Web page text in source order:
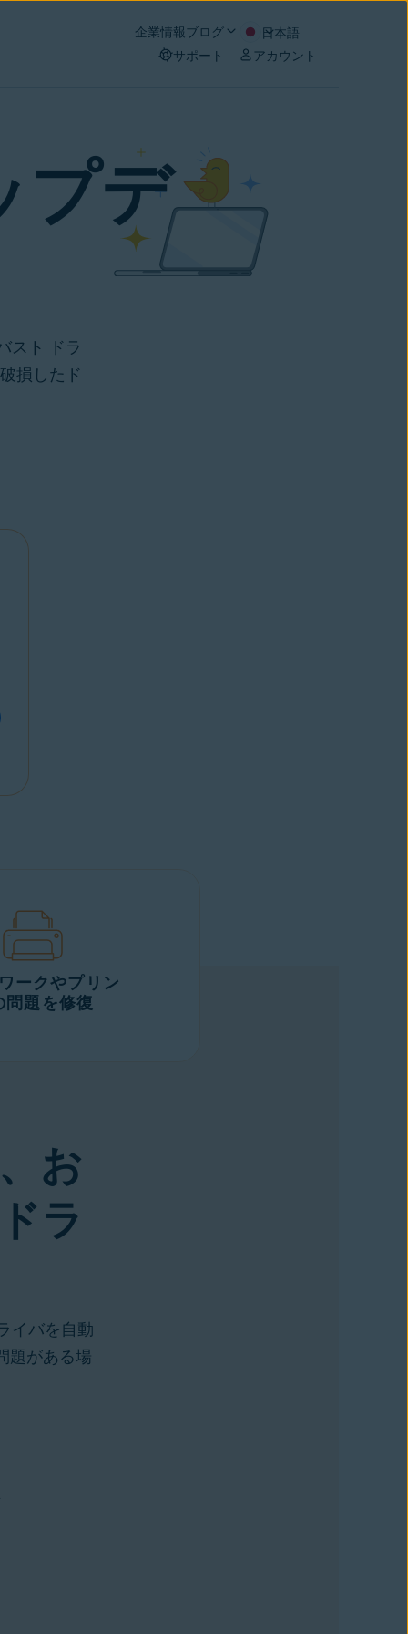
企業情報ブログ
日本語
サポート
アカウント
プデ
スト ドラ
損したド
ークやプリン
問題を修復
お
ラ
イバを自動
題がある場